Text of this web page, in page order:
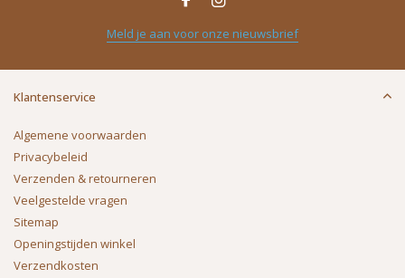
Meld je aan voor onze nieuwsbrief
Klantenservice
Algemene voorwaarden
Privacybeleid
Verzenden & retourneren
Veelgestelde vragen
Sitemap
Openingstijden winkel
Verzendkosten